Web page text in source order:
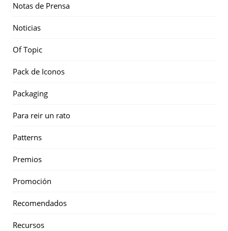
Notas de Prensa
Noticias
Of Topic
Pack de Iconos
Packaging
Para reir un rato
Patterns
Premios
Promoción
Recomendados
Recursos